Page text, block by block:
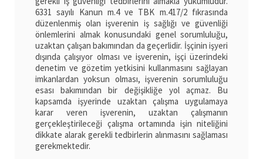
6331 sayılı Kanun m.4 ve TBK m.417/2 fıkrasında
düzenlenmiş olan işverenin iş sağlığı ve güvenliği
önlemlerini almak konusundaki genel sorumluluğu,
uzaktan çalışan bakımından da geçerlidir. İşçinin işyeri
dışında çalışıyor olması ve işverenin, işçi üzerindeki
denetim ve gözetim yetkisini kullanmasını sağlayan
imkanlardan yoksun olması, işverenin sorumluluğu
esası bakımından bir değişikliğe yol açmaz. Bu
kapsamda işyerinde uzaktan çalışma uygulamaya
karar veren işverenin, uzaktan çalışmanın
gerçekleştirileceği çalışma ortamında işin niteliğini
dikkate alarak gerekli tedbirlerin alınmasını sağlaması
gerekmektedir.